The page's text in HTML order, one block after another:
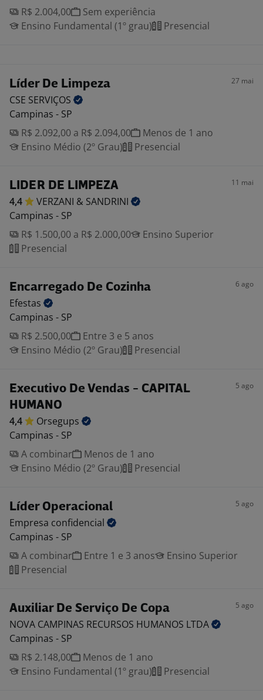
R$ 2.004,00
Sem experiência
Ensino Fundamental (1º grau)
Presencial
Líder De Limpeza 27 mai
CSE SERVIÇOS
Campinas - SP
R$ 2.092,00 a R$ 2.094,00
Menos de 1 ano
Ensino Médio (2º Grau)
Presencial
LIDER DE LIMPEZA 11 mai
4,4 VERZANI & SANDRINI
Campinas - SP
R$ 1.500,00 a R$ 2.000,00
Ensino Superior
Presencial
Encarregado De Cozinha 6 ago
Efestas
Campinas - SP
R$ 2.500,00
Entre 3 e 5 anos
Ensino Médio (2º Grau)
Presencial
Executivo De Vendas - CAPITAL
HUMANO
5 ago
4,4
Orsegups
Campinas - SP
A combinar
Menos de 1 ano
Ensino Médio (2º Grau)
Presencial
Líder Operacional 5 ago
Empresa confidencial
Campinas - SP
A combinar
Entre 1 e 3 anos
Ensino Superior
Presencial
Auxiliar De Serviço De Copa 5 ago
NOVA CAMPINAS RECURSOS HUMANOS LTDA
Campinas - SP
R$ 2.148,00
Menos de 1 ano
Ensino Fundamental (1º grau)
Presencial